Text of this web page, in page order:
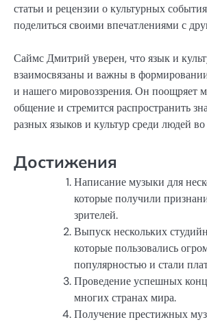
статьи и рецензии о культурных
поделиться своими впечатлениями с
Саймс Дмитрий уверен, что язык и
взаимосвязаны и важны в
и нашего мировоззрения. Он поощряет
общение и стремится распространить
разных языков и культур среди людей
Достижения
Написание музыки для
которые получили
зрителей.
Выпуск нескольких
которые пользовались
популярностью и стали
Проведение успешных
многих странах мира.
Получение престижных